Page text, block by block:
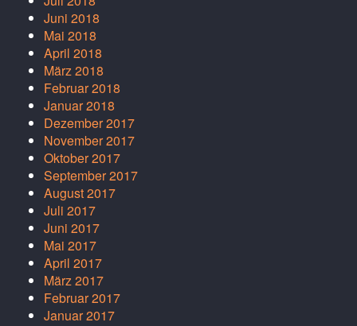
Juni 2018
Mai 2018
April 2018
März 2018
Februar 2018
Januar 2018
Dezember 2017
November 2017
Oktober 2017
September 2017
August 2017
Juli 2017
Juni 2017
Mai 2017
April 2017
März 2017
Februar 2017
Januar 2017